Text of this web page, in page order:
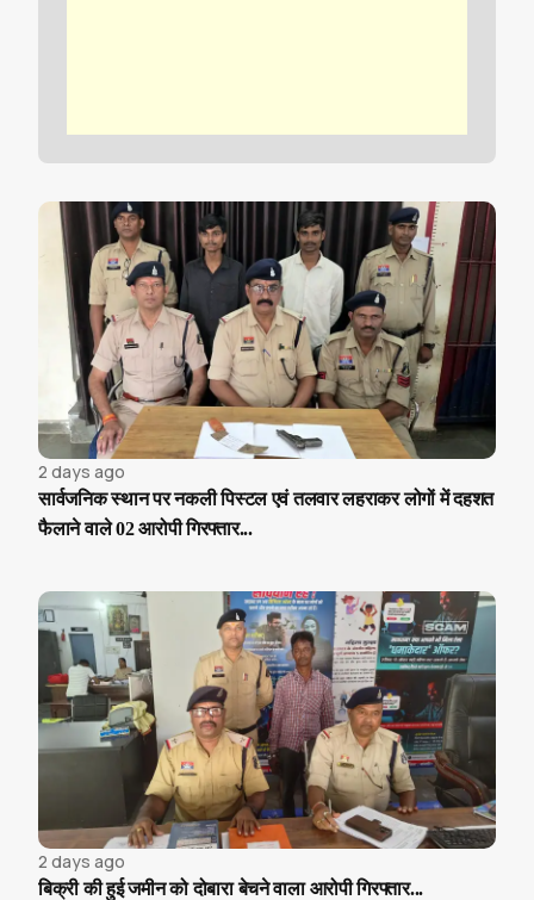
2 days ago
सार्वजनिक स्थान पर नकली पिस्टल एवं तलवार लहराकर लोगों में दहशत
फैलाने वाले 02 आरोपी गिरफ्तार...
2 days ago
बिक्री की हुई जमीन को दोबारा बेचने वाला आरोपी गिरफ्तार...